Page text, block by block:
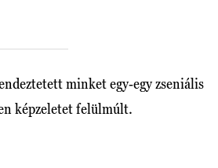
minket egy-egy zseniális
képzeletet felülmúlt.